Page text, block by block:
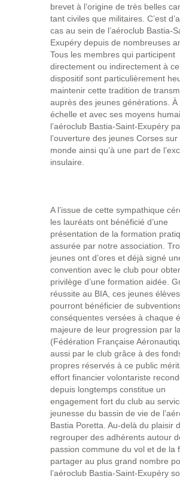
brevet à l’origine de très belles
tant civiles que militaires. C’est
cas au sein de l’aéroclub Bastia-
Exupéry depuis de nombreuses
Tous les membres qui participent
directement ou indirectement à ce
dispositif sont particulièrement
maintenir cette tradition de
auprès des jeunes générations. À
échelle et avec ses moyens
l’aéroclub Bastia-Saint-Exupéry
l’ouverture des jeunes Corses sur
monde ainsi qu’à une part de
insulaire.
A l’issue de cette sympathique
les lauréats ont bénéficié d’une
présentation de la formation
assurée par notre association.
jeunes ont d’ores et déjà signé
convention avec le club pour
privilège d’une formation aidée.
réussite au BIA, ces jeunes
pourront bénéficier de
conséquentes versées à chaque
majeure de leur progression par
(Fédération Française
aussi par le club grâce à des
propres réservés à ce public
effort financier volontariste
depuis longtemps constitue un
engagement fort du club au
jeunesse du bassin de vie de
Bastia Poretta. Au-delà du plaisir
regrouper des adhérents autour
passion commune du vol et de la
partager au plus grand nombre
l’aéroclub Bastia-Saint-Exupéry